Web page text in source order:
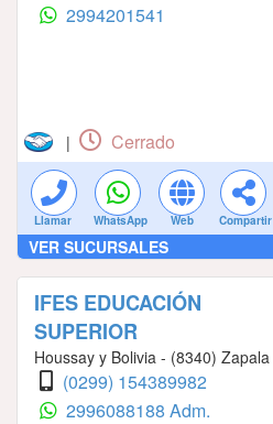
2994201541
| Cerrado
Llamar WhatsApp Web Compartir
VER SUCURSALES
IFES EDUCACIÓN
SUPERIOR
Houssay y Bolivia - (8340) Zapala
(0299) 154389982
2996088188 Adm.